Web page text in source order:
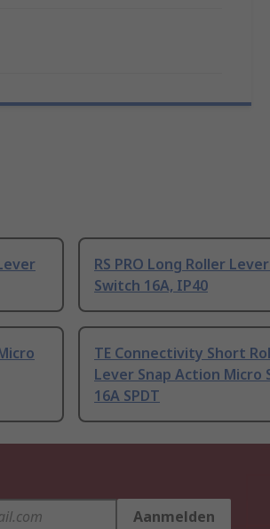
RS PRO Long Roller
Switch 16A, IP40
TE Connectivity Short
Lever Snap Action Micro
16A SPDT
Aanmelden